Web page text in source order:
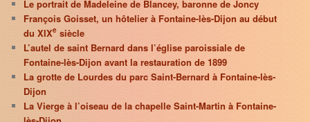
Le portrait de Madeleine de Blancey, baronne de Joncy
François Goisset, un hôtelier à Fontaine-lès-Dijon au début
du XIXe siècle
L’autel de saint Bernard dans l’église paroissiale de
Fontaine-lès-Dijon avant la restauration de 1899
La grotte de Lourdes du parc Saint-Bernard à Fontaine-lès-
Dijon
La Vierge à l’oiseau de la chapelle Saint-Martin à Fontaine-